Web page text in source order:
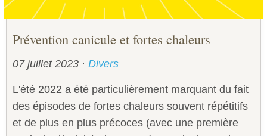
Prévention canicule et fortes chaleurs
07 juillet 2023 · Divers
L'été 2022 a été particulièrement marquant du fait
des épisodes de fortes chaleurs souvent répétitifs
et de plus en plus précoces (avec une première